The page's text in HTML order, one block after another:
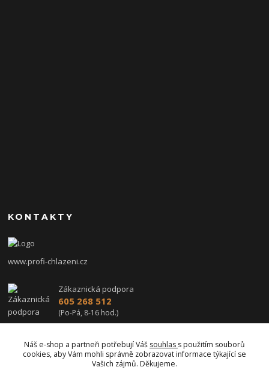
KONTAKTY
www.profi-chlazeni.cz
Zákaznická podpora
605 268 512
(Po-Pá, 8-16 hod.)
Náš e-shop a partneři potřebují Váš souhlas s použitím souborů
cookies, aby Vám mohli správně zobrazovat informace týkající se
Vašich zájmů. Děkujeme.